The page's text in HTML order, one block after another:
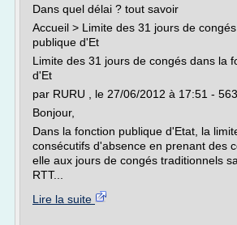
Dans quel délai ? tout savoir
Accueil > Limite des 31 jours de
publique d'Et
Limite des 31 jours de congés dans la
d'Et
par RURU , le 27/06/2012 à 17:51 -
Bonjour,
Dans la fonction publique d'Etat, la
consécutifs d'absence en prenant des
elle aux jours de congés traditionnels
RTT...
Lire la suite